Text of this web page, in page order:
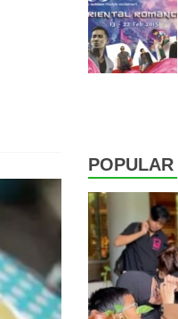
POPULAR